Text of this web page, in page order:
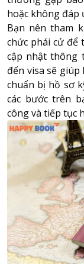
hoặc không đáp
Bạn nên tham
chức phái cử để
cập nhật thông
đến visa sẽ
chuẩn bị hồ sơ
các bước trên
công và tiếp tục